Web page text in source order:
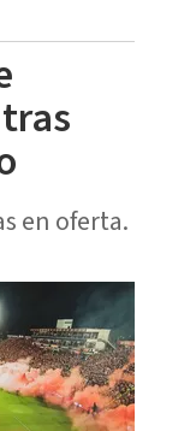
en oferta.